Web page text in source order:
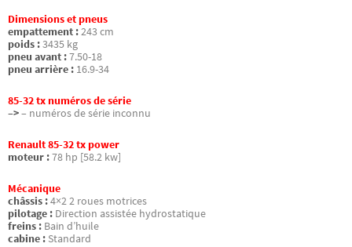
Dimensions et pneus
empattement :243 cm
poids :3435 kg
pneu avant :7.50-18
pneu arrière : 16.9-34
85-32 tx numéros de série
–>– numéros de série inconnu
Renault 85-32 tx power
moteur :78 hp [58.2 kw]
Mécanique
châssis :4×2 2 roues motrices
pilotage : Direction assistée hydrostatique
freins : Bain d’huile
cabine : Standard